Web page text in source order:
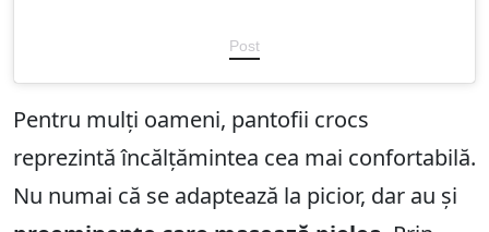
Post
Pentru mulți oameni, pantofii crocs
reprezintă încălțămintea cea mai confortabilă.
Nu numai că se adaptează la picior, dar au și